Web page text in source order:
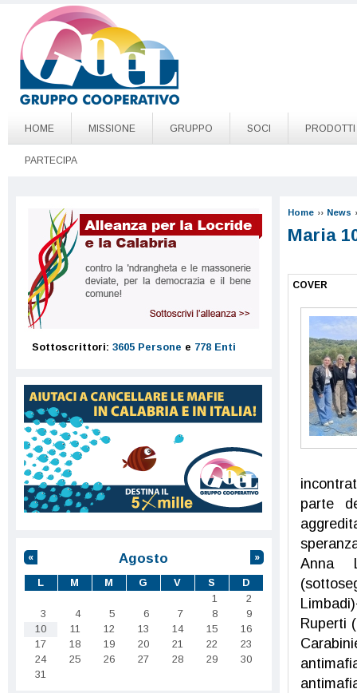
Salta al contenuto principale
Go to page top
HOME MISSIONE GRUPPO SOCI PRODOTTI
PARTECIPA
Home ›› News
Maria
COVER
parte
Anna
Ruperti
Sottoscrittori: 3605 Persone e 778 Enti
Agosto
« »
L M M G V S
D
1
2
3
4 5 6 7 8
9
10
11 12 13 14 15
16
17
18 19 20 21 22
23
24
25 26 27 28 29
30
31